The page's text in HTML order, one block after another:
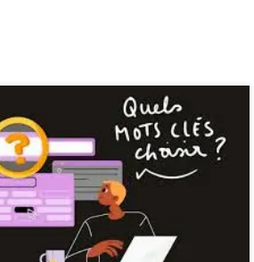
le référencement naturel et les mots clés Le
naturel et l’importance des mots clés
naturel, également connu sous le
(Search Engine Optimization), est un
pour toute stratégie de marketing en
du processus d’optimisation d’un site